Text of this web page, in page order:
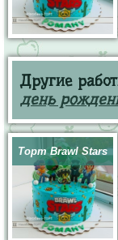
Другие
день
Торт Brawl Stars